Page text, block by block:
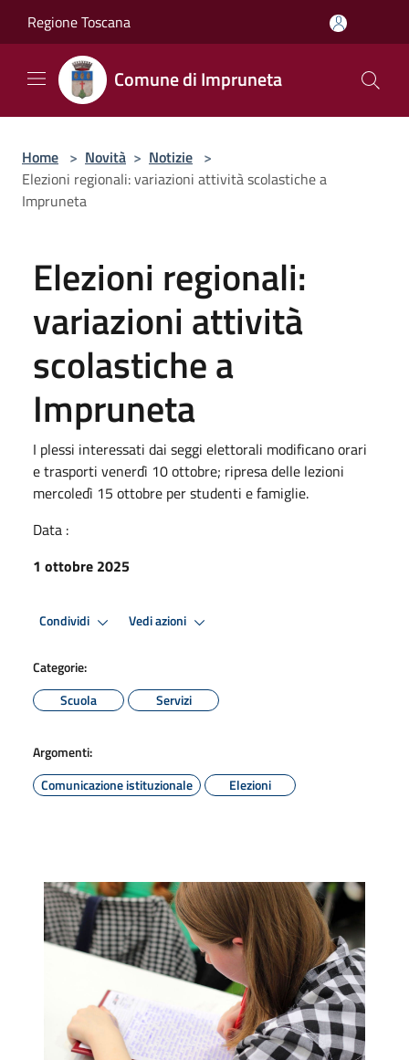
Regione Toscana
Comune di Impruneta
Home > Novità > Notizie >
Elezioni regionali: variazioni attività scolastiche a
Impruneta
Elezioni regionali:
variazioni attività
scolastiche a
Impruneta
I plessi interessati dai seggi elettorali modificano orari
e trasporti venerdì 10 ottobre; ripresa delle lezioni
mercoledì 15 ottobre per studenti e famiglie.
Data :
1 ottobre 2025
Condividi Vedi azioni
Categorie:
Scuola
Servizi
Argomenti:
Comunicazione istituzionale
Elezioni